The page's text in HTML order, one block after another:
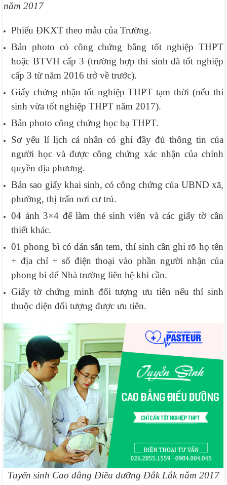
năm 2017
Phiếu ĐKXT theo mẫu của Trường.
Bản photo có công chứng bằng tốt nghiệp THPT
hoặc BTVH cấp 3 (trường hợp thí sinh đã tốt nghiệp
cấp 3 từ năm 2016 trở về trước).
Giấy chứng nhận tốt nghiệp THPT tạm thời (nếu thí
sinh vừa tốt nghiệp THPT năm 2017).
Bản photo công chứng học bạ THPT.
Sơ yếu lí lịch cá nhân có ghi đầy đủ thông tin của
người học và được công chứng xác nhận của chính
quyền địa phương.
Bản sao giấy khai sinh, có công chứng của UBND xã,
phường, thị trấn nơi cư trú.
04 ảnh 3×4 để làm thẻ sinh viên và các giấy tờ cần
thiết khác.
01 phong bì có dán sẵn tem, thí sinh cần ghi rõ họ tên
+ địa chỉ + số điện thoại vào phần người nhận của
phong bì để Nhà trường liên hệ khi cần.
Giấy tờ chứng minh đối tượng ưu tiên nếu thí sinh
thuộc diện đối tượng được ưu tiên.
Tuyển sinh Cao đẳng Điều dưỡng Đắk Lắk năm 2017